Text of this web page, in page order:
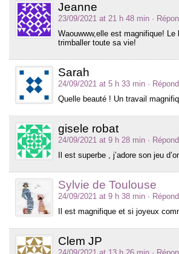
Jeanne
23/09/2021 at 21 h 48 min ·
Waouwww,elle est magnifique!
trimballer toute sa vie!
Sarah
24/09/2021 at 5 h 33 min ·
Quelle beauté ! Un travail
gisele robat
24/09/2021 at 9 h 28 min ·
Il est superbe , j’adore son jeu
Sylvie de Toulouse
24/09/2021 at 9 h 38 min ·
Il est magnifique et si joyeux
Clem JP